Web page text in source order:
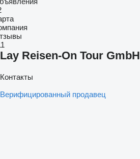
Lay Reisen-On Tour GmbH
Контакты
Верифицированный продавец